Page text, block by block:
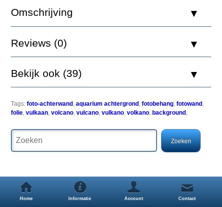
Achterwand
x
Een
simpele
zeer
effectieve
uitstraling
Omschrijving
Reviews (0)
Bekijk ook (39)
Tags: foto-achterwand ,aquarium achtergrond ,fotobehang,fotowand ,
folie,vulkaan,volcano,vulcano,vulkano,volkano, background ,
Home Informatie Account Contact